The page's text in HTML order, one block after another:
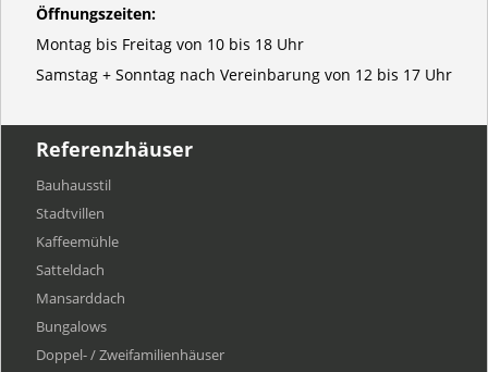
Öffnungszeiten:
Montag bis Freitag von 10 bis 18 Uhr
Samstag + Sonntag nach Vereinbarung von 12 bis 17 Uhr
Referenzhäuser
Bauhausstil
Stadtvillen
Kaffeemühle
Satteldach
Mansarddach
Bungalows
Doppel- / Zweifamilienhäuser